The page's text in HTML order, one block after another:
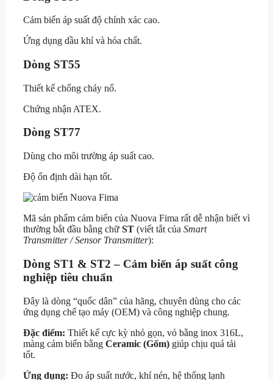
Cảm biến áp suất độ chính xác cao.
Ứng dụng dầu khí và hóa chất.
Dòng ST55
Thiết kế chống cháy nổ.
Chứng nhận ATEX.
Dòng ST77
Dùng cho môi trường áp suất cao.
Độ ổn định dài hạn tốt.
Mã sản phẩm cảm biến của Nuova Fima rất dễ nhận biết vì
thường bắt đầu bằng chữ ST (viết tắt của Smart
Transmitter / Sensor Transmitter):
Dòng ST1 & ST2 – Cảm biến áp suất công
nghiệp tiêu chuẩn
Đây là dòng “quốc dân” của hãng, chuyên dùng cho các
ứng dụng chế tạo máy (OEM) và công nghiệp chung.
Đặc điểm: Thiết kế cực kỳ nhỏ gọn, vỏ bằng inox 316L,
màng cảm biến bằng Ceramic (Gốm) giúp chịu quá tải
tốt.
Ứng dụng: Đo áp suất nước, khí nén, hệ thống lạnh